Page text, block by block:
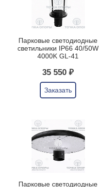
Парковые светодиодные
светильники IP66 40/50W
4000K GL-41
35 550 ₽
Заказать
Парковые светодиодные